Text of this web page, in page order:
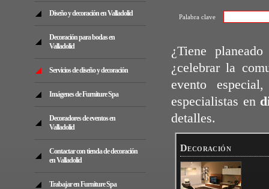
Diseño y decoración en Valladolid
Decoración para bodas en
Valladolid
Servicios de diseño y decoración
Imágenes de Furniture Spa
Decoradores de eventos en
Valladolid
Contactar con tienda de decoración
en Valladolid
Trabajar en Furniture Spa
Palabra clave
¿Tiene
¿celebrar la
evento
especialistas en
detalles.
Decoración